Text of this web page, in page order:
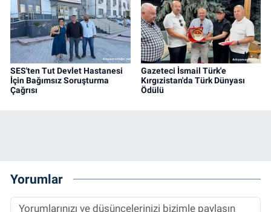
SES'ten Tut Devlet Hastanesi
İçin Bağımsız Soruşturma
Çağrısı
Gazeteci İsmail Türk'e
Kırgızistan'da Türk Dünyası
Ödülü
Yorumlar